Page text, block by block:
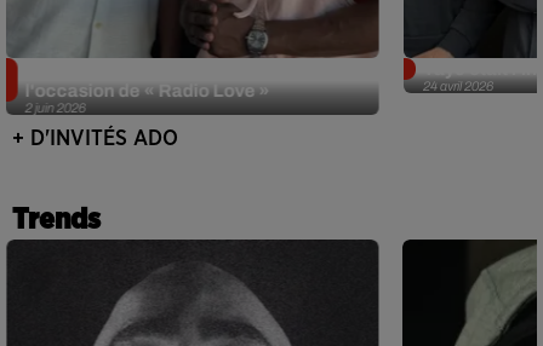
2 juin 2026
l'occasion de « Radio Love »
24 avril 2026
+ D'INVITÉS ADO
Trends